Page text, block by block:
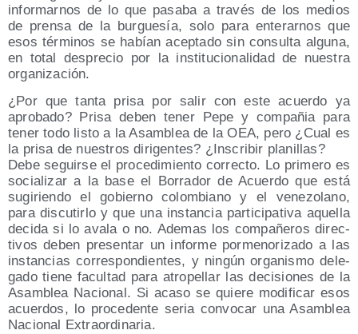
infor­mar­nos de lo que pasa­ba a tra­vés de los medios
de pren­sa de la bur­gue­sía, solo para ente­rar­nos que
esos tér­mi­nos se habían acep­ta­do sin con­sul­ta algu­na,
en total des­pre­cio por la ins­ti­tu­cio­na­li­dad de nues­tra
organización.
¿Por que tan­ta pri­sa por salir con este acuer­do ya
apro­ba­do? Pri­sa deben tener Pepe y com­pa­ñia para
tener todo lis­to a la Asam­blea de la OEA, pero ¿Cual es
la pri­sa de nues­tros diri­gen­tes? ¿Ins­cri­bir planillas?
Debe seguir­se el pro­ce­di­mien­to correc­to. Lo pri­me­ro es
socia­li­zar a la base el Borra­dor de Acuer­do que está
sugi­rien­do el gobierno colom­biano y el vene­zo­lano,
para dis­cu­tir­lo y que una ins­tan­cia par­ti­ci­pa­ti­va aque­lla
deci­da si lo ava­la o no. Ade­mas los com­pa­ñe­ros direc­
ti­vos deben pre­sen­tar un infor­me por­me­no­ri­za­do a las
ins­tan­cias corres­pon­dien­tes, y nin­gún orga­nis­mo dele­
ga­do tie­ne facul­tad para atro­pe­llar las deci­sio­nes de la
Asam­blea Nacio­nal. Si aca­so se quie­re modi­fi­car esos
acuer­dos, lo pro­ce­den­te seria con­vo­car una Asam­blea
Nacio­nal Extraordinaria.